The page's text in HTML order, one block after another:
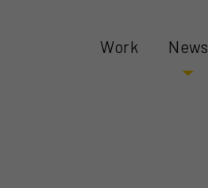
Work News